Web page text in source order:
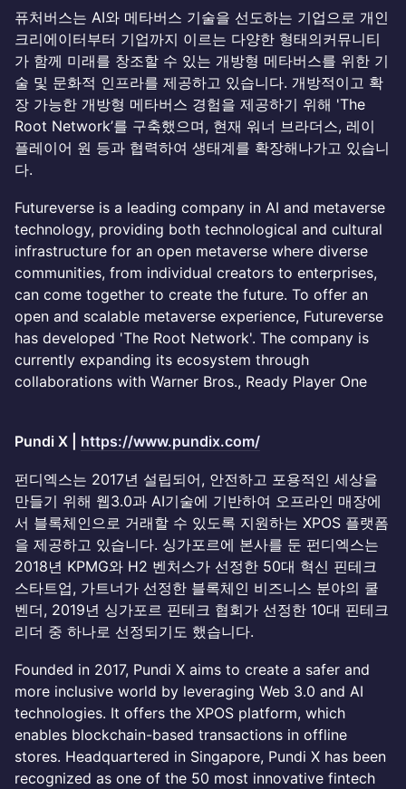
퓨처버스는 AI와 메타버스 기술을 선도하는 기업으로 개인
크리에이터부터 기업까지 이르는 다양한 형태의커뮤니티
가 함께 미래를 창조할 수 있는 개방형 메타버스를 위한 기
술 및 문화적 인프라를 제공하고 있습니다. 개방적이고 확
장 가능한 개방형 메타버스 경험을 제공하기 위해 'The
Root Network’를 구축했으며, 현재 워너 브라더스, 레이
플레이어 원 등과 협력하여 생태계를 확장해나가고 있습니
다.
Futureverse is a leading company in AI and metaverse
technology, providing both technological and cultural
infrastructure for an open metaverse where diverse
communities, from individual creators to enterprises,
can come together to create the future. To offer an
open and scalable metaverse experience, Futureverse
has developed 'The Root Network'. The company is
currently expanding its ecosystem through
collaborations with Warner Bros., Ready Player One
Pundi X | https://www.pundix.com/
펀디엑스는 2017년 설립되어, 안전하고 포용적인 세상을
만들기 위해 웹3.0과 AI기술에 기반하여 오프라인 매장에
서 블록체인으로 거래할 수 있도록 지원하는 XPOS 플랫폼
을 제공하고 있습니다. 싱가포르에 본사를 둔 펀디엑스는
2018년 KPMG와 H2 벤처스가 선정한 50대 혁신 핀테크
스타트업, 가트너가 선정한 블록체인 비즈니스 분야의 쿨
벤더, 2019년 싱가포르 핀테크 협회가 선정한 10대 핀테크
리더 중 하나로 선정되기도 했습니다.
Founded in 2017, Pundi X aims to create a safer and
more inclusive world by leveraging Web 3.0 and AI
technologies. It offers the XPOS platform, which
enables blockchain-based transactions in offline
stores. Headquartered in Singapore, Pundi X has been
recognized as one of the 50 most innovative fintech